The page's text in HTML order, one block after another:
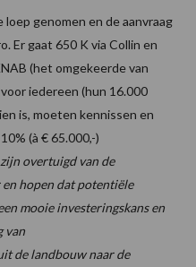
genomen en de aanvraag
Er gaat 650 K via Collin en
(het omgekeerde van
iedereen (hun 16.000
is, moeten kennissen en
(à € 65.000,-)
overtuigd van de
hopen dat potentiële
mooie investeringskans en
van
de landbouw naar de